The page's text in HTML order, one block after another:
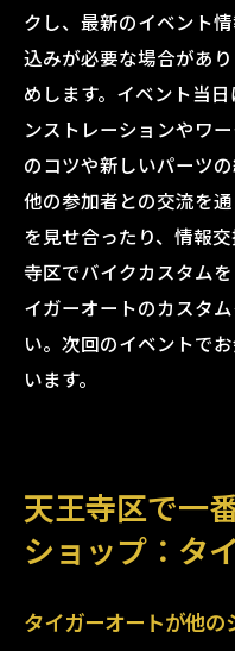
クし、最新のイベント
込みが必要な場合があ
めします。イベント当
ンストレーションやワ
のコツや新しいパーツ
他の参加者との交流を
を見せ合ったり、情報
寺区でバイクカスタム
イガーオートのカスタ
い。次回のイベントで
います。
天王寺区で一
ショップ：タ
タイガーオートが他の